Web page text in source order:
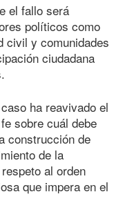
el fallo será
políticos como
civil y comunidades
ciudadana
ha reavivado el
sobre cuál debe
construcción de
de la
al orden
que impera en el